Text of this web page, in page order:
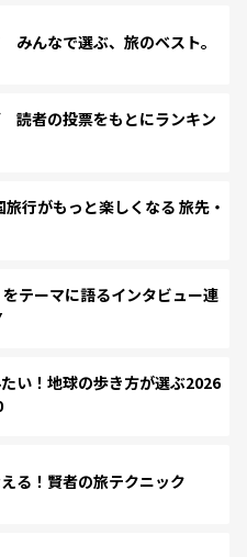
んなで選ぶ、旅のベスト。
読者の投票をもとにランキン
行がもっと楽しくなる 旅先・
テーマに語るインタビュー連
い！地球の歩き方が選ぶ2026
る！賢者の旅テクニック